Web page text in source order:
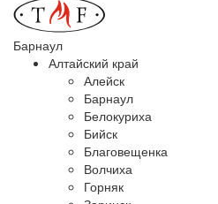
Барнаул
Алтайский край
Алейск
Барнаул
Белокуриха
Бийск
Благовещенка
Волчиха
Горняк